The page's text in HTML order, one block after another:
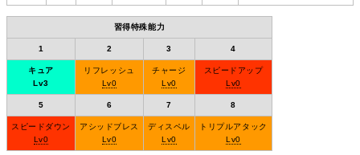
習得特殊能力
1 2 3 4
キュア
Lv3
リフレッシュ
Lv0
チャージ
Lv0
スピードアップ
Lv0
5 6 7 8
スピードダウン
Lv0
アシッドブレス
Lv0
ディスペル
Lv0
トリプルアタック
Lv0